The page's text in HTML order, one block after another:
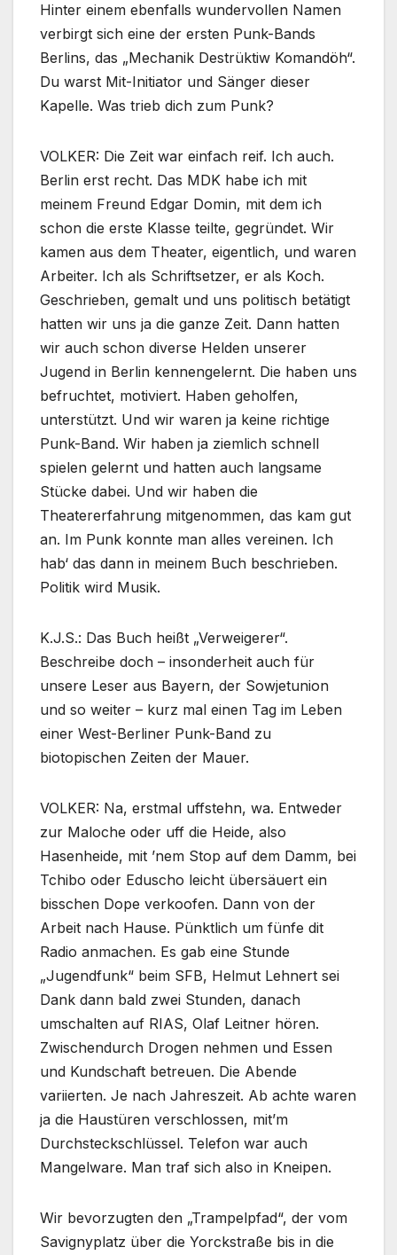
Hinter einem ebenfalls wundervollen Namen
verbirgt sich eine der ersten Punk-Bands
Berlins, das „Mechanik Destrüktiw Komandöh“.
Du warst Mit-Initiator und Sänger dieser
Kapelle. Was trieb dich zum Punk?
VOLKER: Die Zeit war einfach reif. Ich auch.
Berlin erst recht. Das MDK habe ich mit
meinem Freund Edgar Domin, mit dem ich
schon die erste Klasse teilte, gegründet. Wir
kamen aus dem Theater, eigentlich, und waren
Arbeiter. Ich als Schriftsetzer, er als Koch.
Geschrieben, gemalt und uns politisch betätigt
hatten wir uns ja die ganze Zeit. Dann hatten
wir auch schon diverse Helden unserer
Jugend in Berlin kennengelernt. Die haben uns
befruchtet, motiviert. Haben geholfen,
unterstützt. Und wir waren ja keine richtige
Punk-Band. Wir haben ja ziemlich schnell
spielen gelernt und hatten auch langsame
Stücke dabei. Und wir haben die
Theatererfahrung mitgenommen, das kam gut
an. Im Punk konnte man alles vereinen. Ich
hab‘ das dann in meinem Buch beschrieben.
Politik wird Musik.
K.J.S.: Das Buch heißt „Verweigerer“.
Beschreibe doch – insonderheit auch für
unsere Leser aus Bayern, der Sowjetunion
und so weiter – kurz mal einen Tag im Leben
einer West-Berliner Punk-Band zu
biotopischen Zeiten der Mauer.
VOLKER: Na, erstmal uffstehn, wa. Entweder
zur Maloche oder uff die Heide, also
Hasenheide, mit ’nem Stop auf dem Damm, bei
Tchibo oder Eduscho leicht übersäuert ein
bisschen Dope verkoofen. Dann von der
Arbeit nach Hause. Pünktlich um fünfe dit
Radio anmachen. Es gab eine Stunde
„Jugendfunk“ beim SFB, Helmut Lehnert sei
Dank dann bald zwei Stunden, danach
umschalten auf RIAS, Olaf Leitner hören.
Zwischendurch Drogen nehmen und Essen
und Kundschaft betreuen. Die Abende
variierten. Je nach Jahreszeit. Ab achte waren
ja die Haustüren verschlossen, mit’m
Durchsteckschlüssel. Telefon war auch
Mangelware. Man traf sich also in Kneipen.
Wir bevorzugten den „Trampelpfad“, der vom
Savignyplatz über die Yorckstraße bis in die